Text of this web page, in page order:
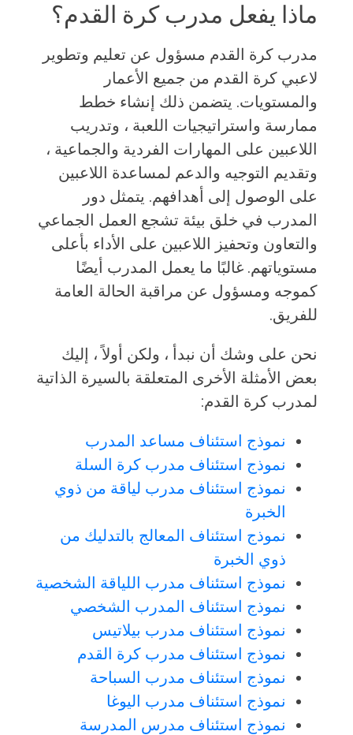
ماذا يفعل مدرب كرة القدم؟
مدرب كرة القدم مسؤول عن تعليم وتطوير
لاعبي كرة القدم من جميع الأعمار
والمستويات. يتضمن ذلك إنشاء خطط
ممارسة واستراتيجيات اللعبة ، وتدريب
اللاعبين على المهارات الفردية والجماعية ،
وتقديم التوجيه والدعم لمساعدة اللاعبين
على الوصول إلى أهدافهم. يتمثل دور
المدرب في خلق بيئة تشجع العمل الجماعي
والتعاون وتحفيز اللاعبين على الأداء بأعلى
مستوياتهم. غالبًا ما يعمل المدرب أيضًا
كموجه ومسؤول عن مراقبة الحالة العامة
للفريق.
نحن على وشك أن نبدأ ، ولكن أولاً ، إليك
بعض الأمثلة الأخرى المتعلقة بالسيرة الذاتية
لمدرب كرة القدم:
نموذج استئناف مساعد المدرب
نموذج استئناف مدرب كرة السلة
نموذج استئناف مدرب لياقة من ذوي
الخبرة
نموذج استئناف المعالج بالتدليك من
ذوي الخبرة
نموذج استئناف مدرب اللياقة الشخصية
نموذج استئناف المدرب الشخصي
نموذج استئناف مدرب بيلاتيس
نموذج استئناف مدرب كرة القدم
نموذج استئناف مدرب السباحة
نموذج استئناف مدرب اليوغا
نموذج استئناف مدرس المدرسة